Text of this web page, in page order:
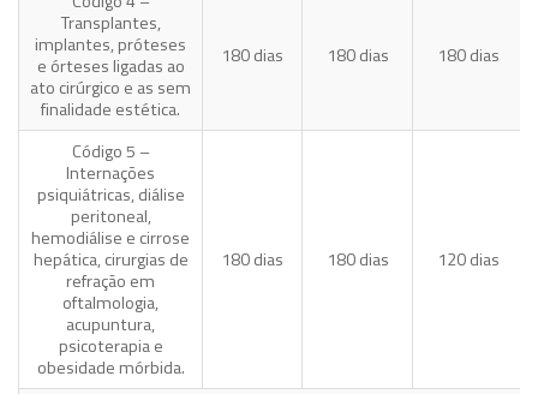
Transplantes,
implantes, próteses
e órteses ligadas ao
ato cirúrgico e as sem
finalidade estética.
180 dias 180 dias 180 dias
Código 5 –
Internações
psiquiátricas, diálise
peritoneal,
hemodiálise e cirrose
hepática, cirurgias de
refração em
oftalmologia,
acupuntura,
psicoterapia e
obesidade mórbida.
180 dias 180 dias 120 dias